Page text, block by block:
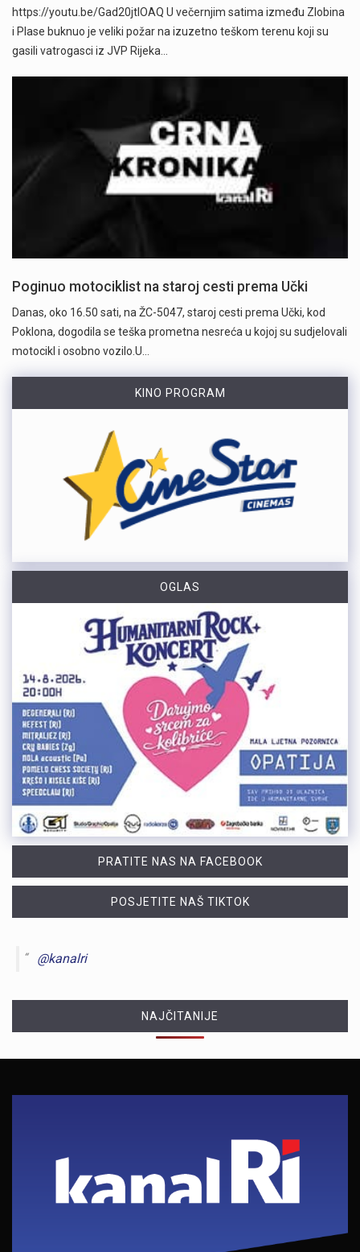
https://youtu.be/Gad20jtIOAQ U večernjim satima između Zlobina
i Plase buknuo je veliki požar na izuzetno teškom terenu koji su
gasili vatrogasci iz JVP Rijeka…
Poginuo motociklist na staroj cesti prema Učki
Danas, oko 16.50 sati, na ŽC-5047, staroj cesti prema Učki, kod
Poklona, dogodila se teška prometna nesreća u kojoj su sudjelovali
motocikl i osobno vozilo.U…
KINO PROGRAM
OGLAS
PRATITE NAS NA FACEBOOK
POSJETITE NAŠ TIKTOK
@kanalri
NAJČITANIJE